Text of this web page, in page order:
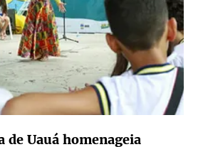
de Uauá homenageia